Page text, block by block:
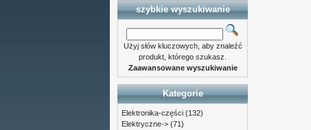
szybkie wyszukiwanie
Użyj słów kluczowych, aby znaleźć
produkt, którego szukasz.
Zaawansowane wyszukiwanie
Kategorie
Elektronika-części (132)
Elektryczne-> (71)